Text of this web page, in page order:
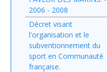
2006 - 2008
Décret visant
l'organisation et le
subventionnement du
sport en Communauté
française.